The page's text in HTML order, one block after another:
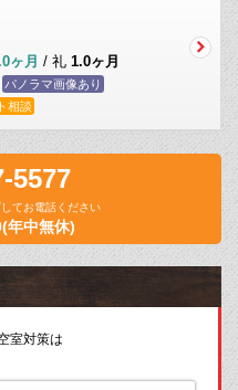
ヶ月 / 礼 1.0ヶ月
パノラマ画像あり
相談
5577
てお電話ください
年中無休)
室対策は